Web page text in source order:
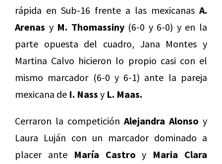
rápida en Sub-16 frente a las mexicanas A.
Arenas y M. Thomassiny(6-0 y 6-0) y en la
parte opuesta del cuadro, Jana Montes y
Martina Calvo hicieron lo propio casi con el
mismo marcador (6-0 y 6-1) ante la pareja
mexicana de I. Nass y L. Maas.
Cerraron la competición Alejandra Alonso y
Laura Luján con un marcador dominado a
placer ante María Castro y Maria Clara